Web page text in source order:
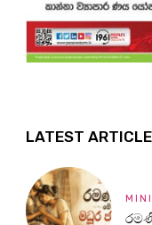
LATEST